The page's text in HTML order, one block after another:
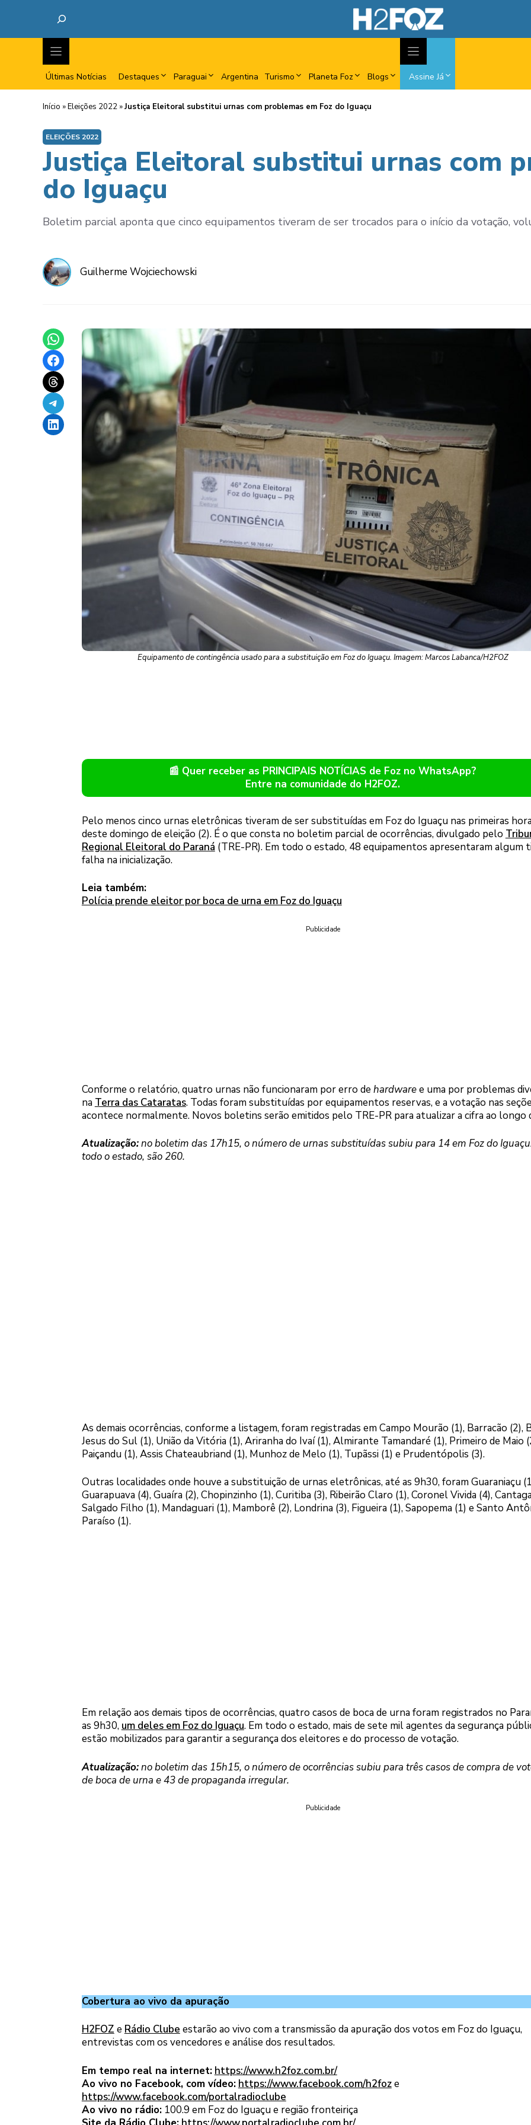
Últimas Notícias Destaques Paraguai Argentina Turismo Planeta Foz Blogs Assine Já
Início »Eleições 2022 »Justiça Eleitoral substitui urnas com problemas em Foz do Iguaçu
ELEIÇÕES 2022
Justiça Eleitoral substitui urnas com
do Iguaçu
Boletim parcial aponta que cinco equipamentos tiveram de ser trocados para o início da votação,
Guilherme Wojciechowski
Share on WhatsApp
Share on Facebook
Share on Threads
Share on Telegram
Share on LinkedIn
Equipamento de contingência usado para a substituição em Foz do Iguaçu. Imagem: Marcos Labanca/H2FOZ
📰 Quer receber as PRINCIPAIS NOTÍCIAS de Foz no WhatsApp?
Entre na comunidade do H2FOZ.
Pelo menos cinco urnas eletrônicas tiveram de ser substituídas em Foz do Iguaçu nas primeiras
deste domingo de eleição (2). É o que consta no boletim parcial de ocorrências, divulgado pelo
Regional Eleitoral do Paraná (TRE-PR). Em todo o estado, 48 equipamentos apresentaram algum
falha na inicialização.
Leia também:
Polícia prende eleitor por boca de urna em Foz do Iguaçu
Publicidade
Conforme o relatório, quatro urnas não funcionaram por erro de hardwaree uma por problemas
na Terra das Cataratas. Todas foram substituídas por equipamentos reservas, e a votação nas
acontece normalmente. Novos boletins serão emitidos pelo TRE-PR para atualizar a cifra ao longo
Atualização:no boletim das 17h15, o número de urnas substituídas subiu para 14 em Foz do
todo o estado, são 260.
As demais ocorrências, conforme a listagem, foram registradas em Campo Mourão (1), Barracão (2),
Jesus do Sul (1), União da Vitória (1), Ariranha do Ivaí (1), Almirante Tamandaré (1), Primeiro de Maio
Paiçandu (1), Assis Chateaubriand (1), Munhoz de Melo (1), Tupãssi (1) e Prudentópolis (3).
Outras localidades onde houve a substituição de urnas eletrônicas, até as 9h30, foram Guaraniaçu
Guarapuava (4), Guaíra (2), Chopinzinho (1), Curitiba (3), Ribeirão Claro (1), Coronel Vivida (4),
Salgado Filho (1), Mandaguari (1), Mamborê (2), Londrina (3), Figueira (1), Sapopema (1) e Santo
Paraíso (1).
Em relação aos demais tipos de ocorrências, quatro casos de boca de urna foram registrados no
as 9h30, um deles em Foz do Iguaçu. Em todo o estado, mais de sete mil agentes da segurança
estão mobilizados para garantir a segurança dos eleitores e do processo de votação.
Atualização:no boletim das 15h15, o número de ocorrências subiu para três casos de compra de
de boca de urna e 43 de propaganda irregular.
Publicidade
Cobertura ao vivo da apuração
H2FOZ e Rádio Clube estarão ao vivo com a transmissão da apuração dos votos em Foz do Iguaçu,
entrevistas com os vencedores e análise dos resultados.
Em tempo real na internet: https://www.h2foz.com.br/
Ao vivo no Facebook, com vídeo: https://www.facebook.com/h2foze
https://www.facebook.com/portalradioclube
Ao vivo no rádio:100.9 em Foz do Iguaçu e região fronteiriça